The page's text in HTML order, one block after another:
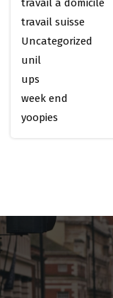
travail a domicile
travail suisse
Uncategorized
unil
ups
week end
yoopies